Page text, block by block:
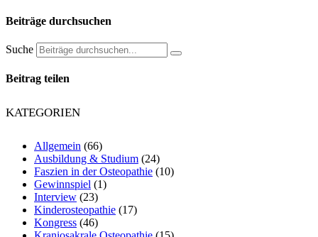
Beiträge durchsuchen
Suche
Beitrag teilen
KATEGORIEN
Allgemein (66)
Ausbildung & Studium (24)
Faszien in der Osteopathie (10)
Gewinnspiel (1)
Interview (23)
Kinderosteopathie (17)
Kongress (46)